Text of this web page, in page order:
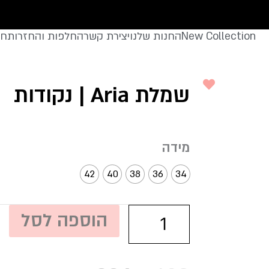
New Collectionהחנות שלנויצירת קשרהחלפות והחזרות
שמלת Aria | נקודות
מידה
34
36
38
40
42
של
שמלת
Aria
נקודות
הוספה לסל